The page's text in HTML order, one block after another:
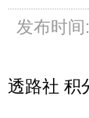
发布时间:
透路社 积